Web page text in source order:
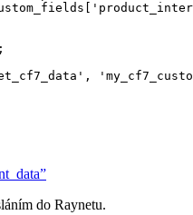
'
;
' , '
do Raynetu.